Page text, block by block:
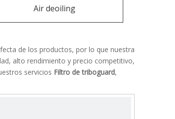
Air deoiling
de los productos, por lo que nuestra
alto rendimiento y precio competitivo,
servicios Filtro de triboguard,